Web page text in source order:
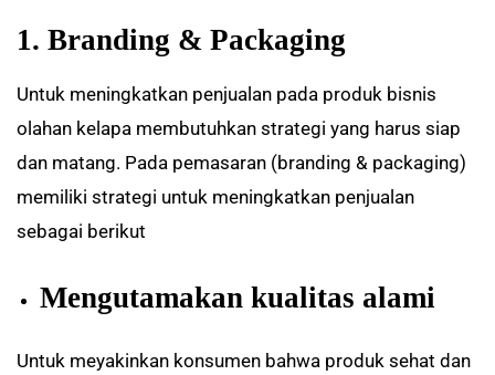
1. Branding & Packaging
Untuk meningkatkan penjualan pada produk bisnis
olahan kelapa membutuhkan strategi yang harus siap
dan matang. Pada pemasaran (branding & packaging)
memiliki strategi untuk meningkatkan penjualan
sebagai berikut
Mengutamakan kualitas alami
Untuk meyakinkan konsumen bahwa produk sehat dan